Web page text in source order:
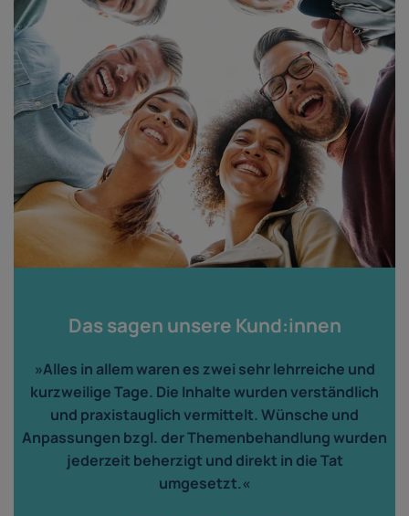
Das sagen unsere Kund:innen
»Alles in allem waren es zwei sehr lehrreiche und
kurzweilige Tage. Die Inhalte wurden verständlich
und praxistauglich vermittelt. Wünsche und
Anpassungen bzgl. der Themenbehandlung wurden
jederzeit beherzigt und direkt in die Tat
umgesetzt.«